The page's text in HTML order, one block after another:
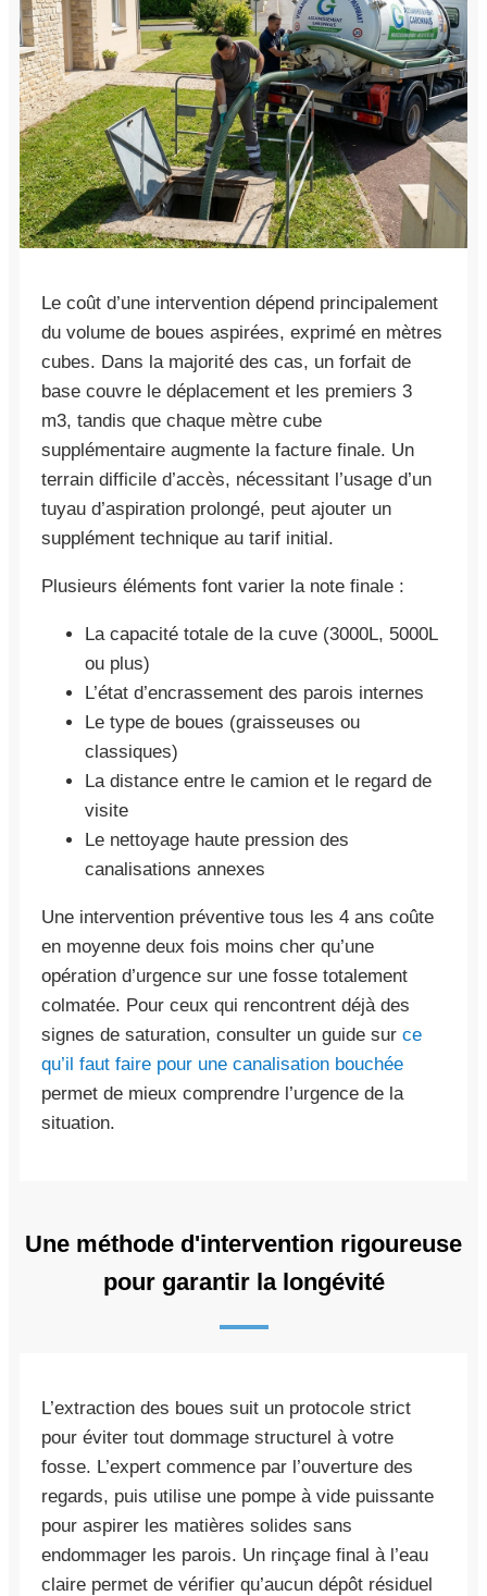
Le coût d’une intervention dépend principalement
du volume de boues aspirées, exprimé en mètres
cubes. Dans la majorité des cas, un forfait de
base couvre le déplacement et les premiers 3
m3, tandis que chaque mètre cube
supplémentaire augmente la facture finale. Un
terrain difficile d’accès, nécessitant l’usage d’un
tuyau d’aspiration prolongé, peut ajouter un
supplément technique au tarif initial.
Plusieurs éléments font varier la note finale :
La capacité totale de la cuve (3000L, 5000L
ou plus)
L’état d’encrassement des parois internes
Le type de boues (graisseuses ou
classiques)
La distance entre le camion et le regard de
visite
Le nettoyage haute pression des
canalisations annexes
Une intervention préventive tous les 4 ans coûte
en moyenne deux fois moins cher qu’une
opération d’urgence sur une fosse totalement
colmatée. Pour ceux qui rencontrent déjà des
signes de saturation, consulter un guide sur ce
qu’il faut faire pour une canalisation bouchée
permet de mieux comprendre l’urgence de la
situation.
Une méthode d'intervention rigoureuse
pour garantir la longévité
L’extraction des boues suit un protocole strict
pour éviter tout dommage structurel à votre
fosse. L’expert commence par l’ouverture des
regards, puis utilise une pompe à vide puissante
pour aspirer les matières solides sans
endommager les parois. Un rinçage final à l’eau
claire permet de vérifier qu’aucun dépôt résiduel